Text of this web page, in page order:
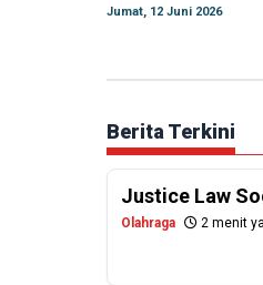
Jumat, 12 Juni 2026
Berita Terkini
Justice Law
Olahraga 2 menit